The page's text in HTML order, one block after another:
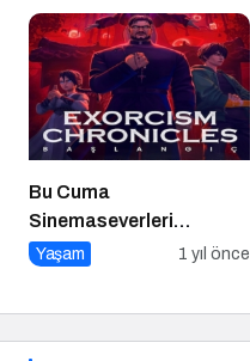
Yapılır?
Bu Cuma
Sinemaseverleri
Bekleyen Yepyeni Filmler!
Yaşam 1 yıl önce